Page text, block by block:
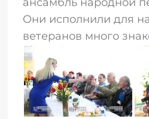
Они исполнили для
ветеранов много